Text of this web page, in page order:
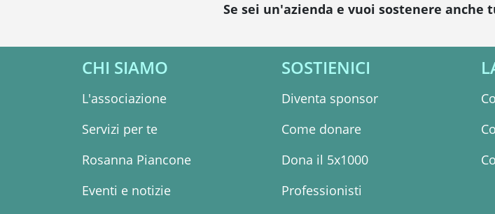
Se sei un'azienda e vuoi sostenere anche
CHI SIAMO
L'associazione
Servizi per te
Rosanna Piancone
Eventi e notizie
SOSTIENICI
Diventa sponsor
Come donare
Dona il 5x1000
Professionisti